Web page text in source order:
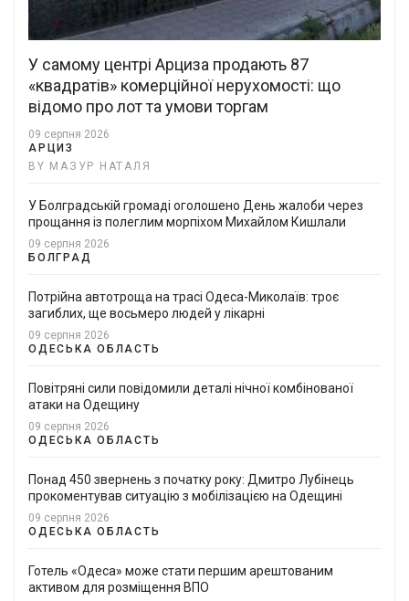
У самому центрі Арциза продають 87
«квадратів» комерційної нерухомості: що
відомо про лот та умови торгам
09 серпня 2026
АРЦИЗ
BY МАЗУР НАТАЛЯ
У Болградській громаді оголошено День жалоби через
прощання із полеглим морпіхом Михайлом Кишлали
09 серпня 2026
БОЛГРАД
Потрійна автотроща на трасі Одеса-Миколаїв: троє
загиблих, ще восьмеро людей у лікарні
09 серпня 2026
ОДЕСЬКА ОБЛАСТЬ
Повітряні сили повідомили деталі нічної комбінованої
атаки на Одещину
09 серпня 2026
ОДЕСЬКА ОБЛАСТЬ
Понад 450 звернень з початку року: Дмитро Лубінець
прокоментував ситуацію з мобілізацією на Одещині
09 серпня 2026
ОДЕСЬКА ОБЛАСТЬ
Готель «Одеса» може стати першим арештованим
активом для розміщення ВПО